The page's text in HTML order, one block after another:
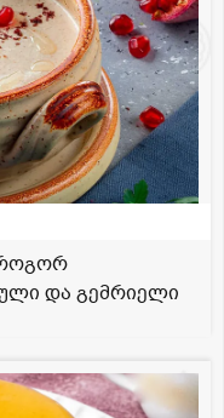
როგორ
და გემრიელი